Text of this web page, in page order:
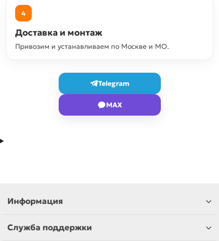
4
Доставка и монтаж
Привозим и устанавливаем по Москве и МО.
Telegram
MAX
Информация
Служба поддержки